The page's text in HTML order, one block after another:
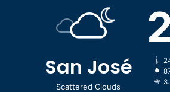
San José
Scattered Clouds